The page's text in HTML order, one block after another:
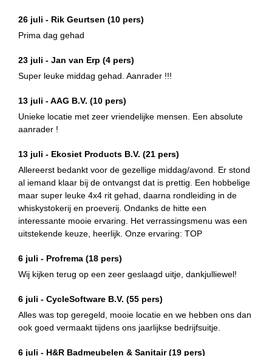
26 juli - Rik Geurtsen (10 pers)
Prima dag gehad
23 juli - Jan van Erp (4 pers)
Super leuke middag gehad. Aanrader !!!
13 juli -AAG B.V. (10 pers)
Unieke locatie met zeer vriendelijke mensen. Een absolute
aanrader !
13 juli - Ekosiet Products B.V. (21 pers)
Allereerst bedankt voor de gezellige middag/avond. Er stond
al iemand klaar bij de ontvangst dat is prettig. Een hobbelige
maar super leuke 4x4 rit gehad, daarna rondleiding in de
whiskystokerij en proeverij. Ondanks de hitte een
interessante mooie ervaring. Het verrassingsmenu was een
uitstekende keuze, heerlijk. Onze ervaring: TOP
6 juli - Profrema (18 pers)
Wij kijken terug op een zeer geslaagd uitje, dankjulliewel!
6 juli - CycleSoftware B.V. (55 pers)
Alles was top geregeld, mooie locatie en we hebben ons dan
ook goed vermaakt tijdens ons jaarlijkse bedrijfsuitje.
6 juli - H&R Badmeubelen & Sanitair(19 pers)